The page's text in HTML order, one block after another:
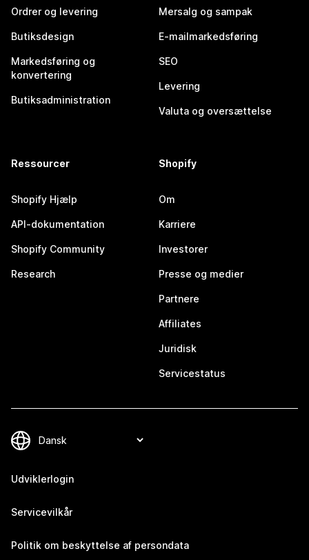
Ordrer og levering
Butiksdesign
Markedsføring og
konvertering
Butiksadministration
Mersalg og sampak
E-mailmarkedsføring
SEO
Levering
Valuta og oversættelse
Ressourcer
Shopify Hjælp
API-dokumentation
Shopify Community
Research
Shopify
Om
Karriere
Investorer
Presse og medier
Partnere
Affiliates
Juridisk
Servicestatus
Udviklerlogin
Servicevilkår
Politik om beskyttelse af persondata